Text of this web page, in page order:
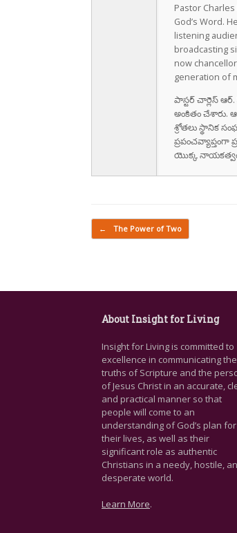
Pastor
God’s Word.
listening
broadcasting
now
generation of
పాస్టర్ చార్లెస్
అంకితం చేశారు.
శ్రోతలు స్థానిక
యొక్క నాయకత్వం
Post navigation
← The Power of Two
About Insight for Living
Insight for Living is committed to
excellence in communicating the
truths of Scripture and the
of Jesus Christ in an accurate,
and practical manner so that
people will come to an
understanding of God’s plan for
their lives, as well as their
significant role as authentic
Christians in a needy, hostile,
desperate world.
Learn More.